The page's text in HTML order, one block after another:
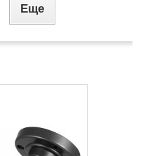
Еще